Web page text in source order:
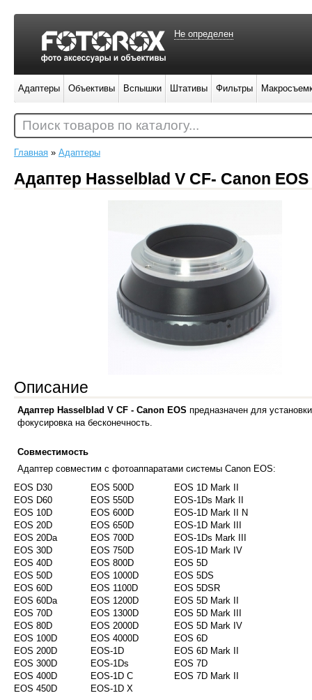
Главная » Адаптеры
Адаптер Hasselblad V CF- Canon EOS
Описание
Адаптер Hasselblad V CF - Сanon EOS предназначен для
фокусировка на бесконечность.
Совместимость
Адаптер совместим с фотоаппаратами системы Canon EOS:
EOS D30
EOS D60
EOS 10D
EOS 20D
EOS 20Da
EOS 30D
EOS 40D
EOS 50D
EOS 60D
EOS 60Da
EOS 70D
EOS 80D
EOS 100D
EOS 200D
EOS 300D
EOS 400D
EOS 450D
EOS 500D
EOS 550D
EOS 600D
EOS 650D
EOS 700D
EOS 750D
EOS 800D
EOS 1000D
EOS 1100D
EOS 1200D
EOS 1300D
EOS 2000D
EOS 4000D
EOS-1D
EOS-1Ds
EOS-1D C
EOS-1D X
EOS 1D Mark II
EOS-1Ds Mark II
EOS-1D Mark II N
EOS-1D Mark III
EOS-1Ds Mark III
EOS-1D Mark IV
EOS 5D
EOS 5DS
EOS 5DSR
EOS 5D Mark II
EOS 5D Mark III
EOS 5D Mark IV
EOS 6D
EOS 6D Mark II
EOS 7D
EOS 7D Mark II
Не определен
Адаптеры Объективы Вспышки Штативы Фильтры
Поиск товаров по каталогу...